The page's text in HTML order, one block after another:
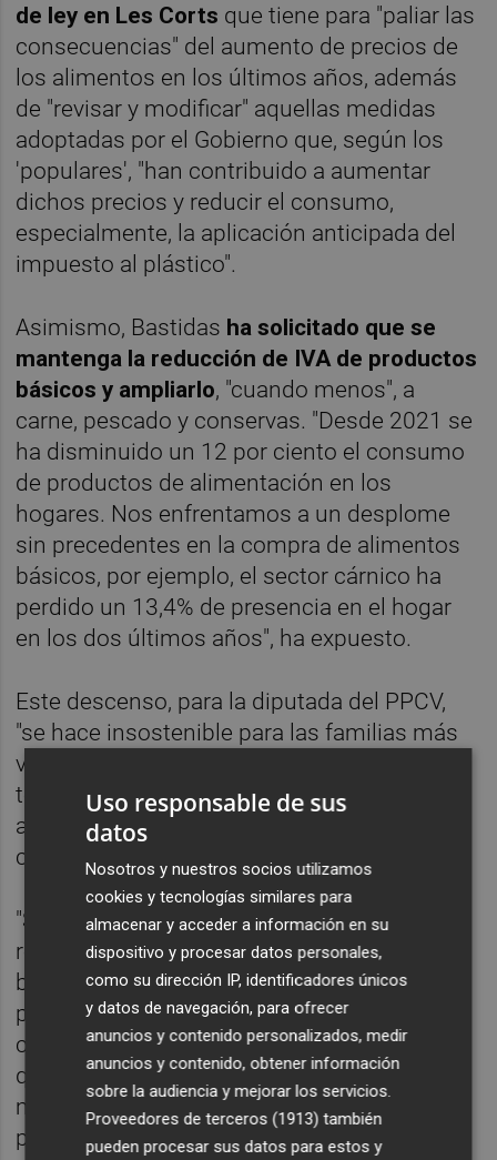
de ley en Les Corts que tiene para "paliar las
consecuencias" del aumento de precios de
los alimentos en los últimos años, además
de "revisar y modificar" aquellas medidas
adoptadas por el Gobierno que, según los
'populares', "han contribuido a aumentar
dichos precios y reducir el consumo,
especialmente, la aplicación anticipada del
impuesto al plástico".
Asimismo, Bastidas ha solicitado que se
mantenga la reducción de IVA de productos
básicos y ampliarlo, "cuando menos", a
carne, pescado y conservas. "Desde 2021 se
ha disminuido un 12 por ciento el consumo
de productos de alimentación en los
hogares. Nos enfrentamos a un desplome
sin precedentes en la compra de alimentos
básicos, por ejemplo, el sector cárnico ha
perdido un 13,4% de presencia en el hogar
en los dos últimos años", ha expuesto.
Este descenso, para la diputada del PPCV,
"se hace insostenible para las familias más
vulnerables, quienes llegan a destinar en
torno al 20,5% de su presupuesto a
alimentación, limitando su capacidad para
cualquier otro tipo de gasto".
"Son muchas las familias que han
renunciado a la compra de productos
básicos para una correcta alimentación
porque no pueden asumir los costes de la
cesta de la compra", ha recalcado, al tiempo
que ha exigido el Ejecutivo central "una
mayor protección a las rentas más bajas
para que puedan seguir una dieta
Uso responsable de sus
datos
Nosotros y nuestros socios utilizamos
cookies y tecnologías similares para
almacenar y acceder a información en su
dispositivo y procesar datos personales,
como su dirección IP, identificadores únicos
y datos de navegación, para ofrecer
anuncios y contenido personalizados, medir
anuncios y contenido, obtener información
sobre la audiencia y mejorar los servicios.
Proveedores de terceros (1913) también
pueden procesar sus datos para estos y